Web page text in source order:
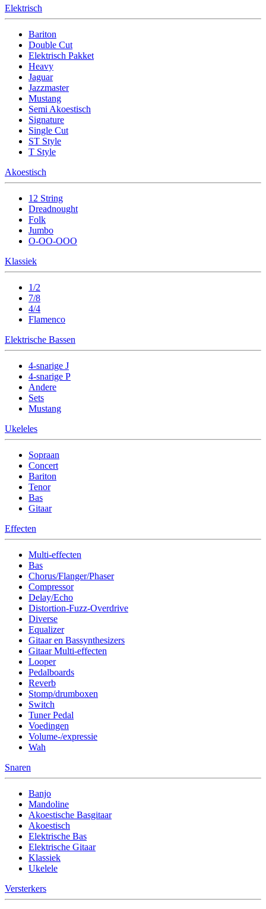
Elektrisch
Bariton
Double Cut
Elektrisch Pakket
Heavy
Jaguar
Jazzmaster
Mustang
Semi Akoestisch
Signature
Single Cut
ST Style
T Style
Akoestisch
12 String
Dreadnought
Folk
Jumbo
O-OO-OOO
Klassiek
1/2
7/8
4/4
Flamenco
Elektrische Bassen
4-snarige J
4-snarige P
Andere
Sets
Mustang
Ukeleles
Sopraan
Concert
Bariton
Tenor
Bas
Gitaar
Effecten
Multi-effecten
Bas
Chorus/Flanger/Phaser
Compressor
Delay/Echo
Distortion-Fuzz-Overdrive
Diverse
Equalizer
Gitaar en Bassynthesizers
Gitaar Multi-effecten
Looper
Pedalboards
Reverb
Stomp/drumboxen
Switch
Tuner Pedal
Voedingen
Volume-/expressie
Wah
Snaren
Banjo
Mandoline
Akoestische Basgitaar
Akoestisch
Elektrische Bas
Elektrische Gitaar
Klassiek
Ukelele
Versterkers